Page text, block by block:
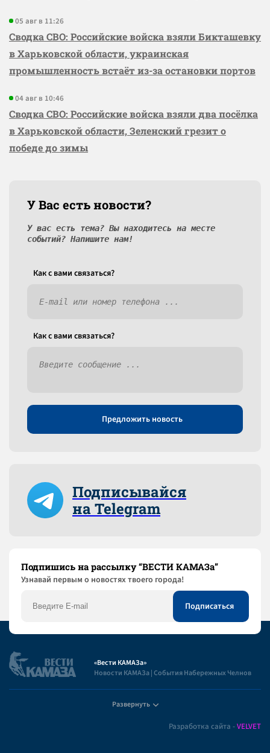
05 авг в 11:26
Сводка СВО: Российские войска взяли Бикташевку
в Харьковской области, украинская
промышленность встаёт из-за остановки портов
04 авг в 10:46
Сводка СВО: Российские войска взяли два посёлка
в Харьковской области, Зеленский грезит о
победе до зимы
У Вас есть новости?
У вас есть тема? Вы находитесь на месте
событий? Напишите нам!
Как c вами связаться?
Как c вами связаться?
Предложить новость
Подписывайся
на Telegram
Подпишись на рассылку “ВЕСТИ КАМАЗа”
Узнaвай первым о новостях твоего города!
«Вести КАМАЗа»
Новости КАМАЗа | События Набережных Челнов
Развернуть
Разработка сайта -VELVET